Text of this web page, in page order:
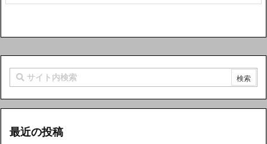
最近の投稿